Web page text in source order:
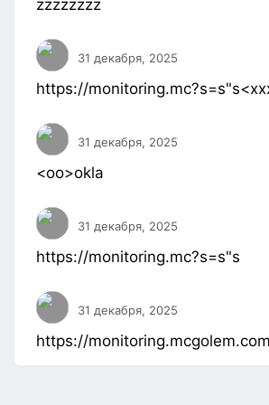
zzzzzzzz
31 декабря, 2025
https://
31 декабря, 2025
<oo>okla
31 декабря, 2025
https://monitoring.mc?s=s"s
31 декабря, 2025
https://